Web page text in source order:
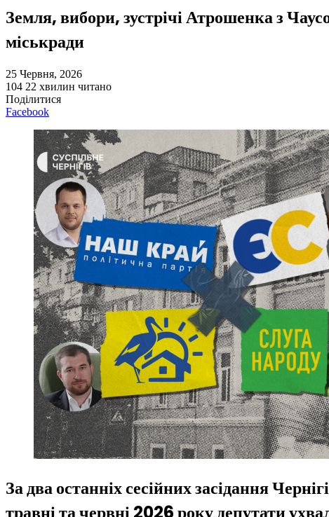
Земля, вибори, зустрічі Атрошенка з
міськради
25 Червня, 2026
104 22 хвилин читано
Поділитися
Facebook
За два останніх сесійних засідання